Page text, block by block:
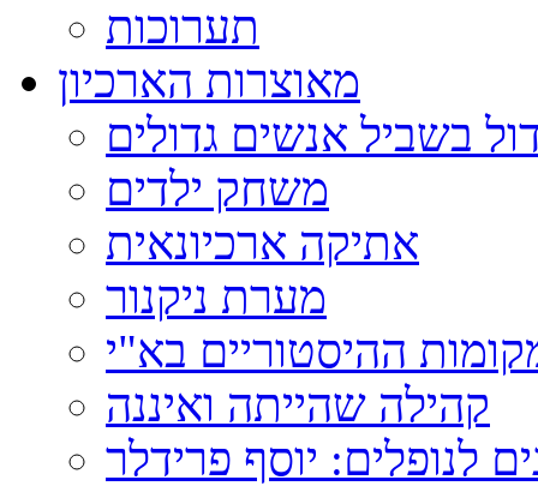
תערוכות
מאוצרות הארכיון
בשביל אנשים גדולים
משחק ילדים
אתיקה ארכיונאית
מערת ניקנור
ההיסטוריים בא"י
קהילה שהייתה ואיננה
לנופלים: יוסף פרידלר